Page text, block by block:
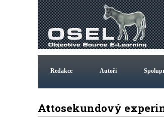
Redakce Autoři
Attosekundový